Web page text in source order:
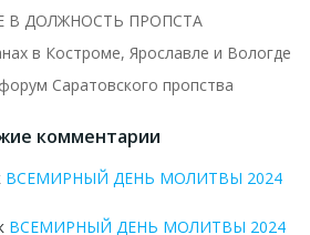
В ДОЛЖНОСТЬ ПРОПСТА
в Костроме, Ярославле и Вологде
Саратовского пропства
комментарии
ВСЕМИРНЫЙ ДЕНЬ МОЛИТВЫ 2024
ВСЕМИРНЫЙ ДЕНЬ МОЛИТВЫ 2024